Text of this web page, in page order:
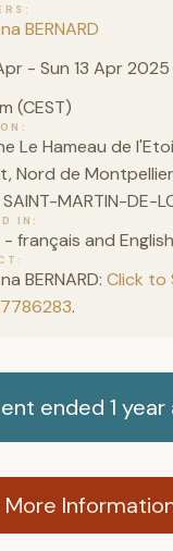
BERNARD
- Sun 13 Apr 2025
(CEST)
Le Hameau de
Nord de
MARTIN-DE-
IN
- français and English
BERNARD:Click to
.
ended 1 year
More